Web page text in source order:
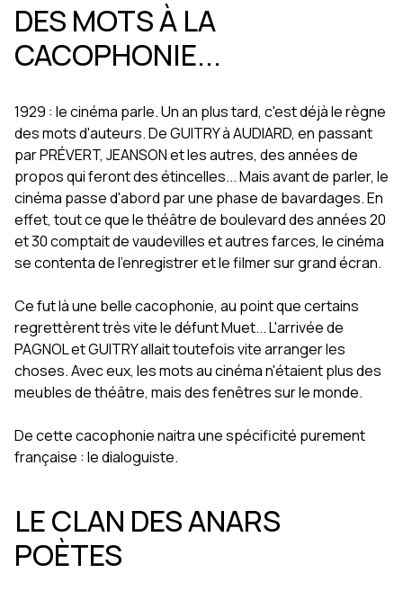
DES MOTS À LA
CACOPHONIE...
1929 : le cinéma parle. Un an plus tard, c'est déjà le règne
des mots d'auteurs. De GUITRY à AUDIARD, en passant
par PRÉVERT, JEANSON et les autres, des années de
propos qui feront des étincelles... Mais avant de parler, le
cinéma passe d'abord par une phase de bavardages. En
effet, tout ce que le théâtre de boulevard des années 20
et 30 comptait de vaudevilles et autres farces, le cinéma
se contenta de l'enregistrer et le filmer sur grand écran.
Ce fut là une belle cacophonie, au point que certains
regrettèrent très vite le défunt Muet... L'arrivée de
PAGNOL et GUITRY allait toutefois vite arranger les
choses. Avec eux, les mots au cinéma n'étaient plus des
meubles de théâtre, mais des fenêtres sur le monde.
De cette cacophonie naitra une spécificité purement
française : le dialoguiste.
LE CLAN DES ANARS
POÈTES